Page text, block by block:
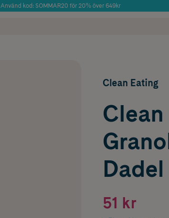
Använd kod: SOMMAR20 för 20% över 649kr
Clean Eating
51 kr